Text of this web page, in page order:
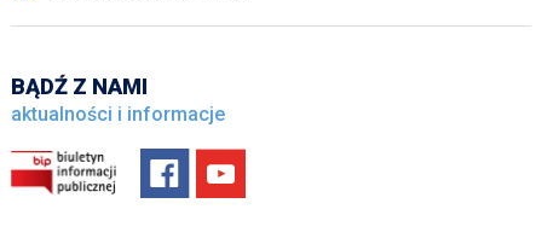
BĄDŹ Z NAMI
aktualności i informacje